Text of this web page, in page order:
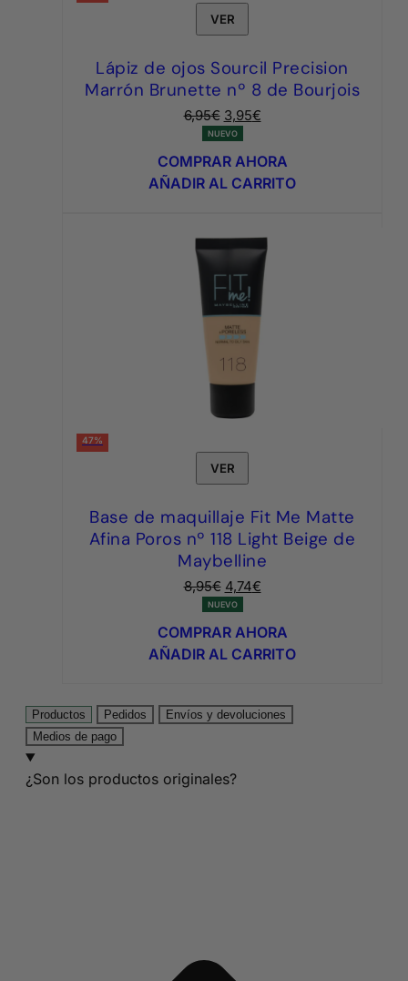
VER
Lápiz de ojos Sourcil Precision
Marrón Brunette nº 8 de Bourjois
6,95€ El
precio
original
era:
6,95€.
3,95€El
actual
es:
3,95€.
NUEVO
COMPRAR AHORA
AÑADIR AL CARRITO
47%
VER
Base de maquillaje Fit Me Matte
Afina Poros nº 118 Light Beige de
Maybelline
8,95€ El
precio
original
era:
8,95€.
4,74€El
actual
es:
4,74€.
NUEVO
COMPRAR AHORA
AÑADIR AL CARRITO
Productos Pedidos
Envíos y devoluciones
Medios de pago
¿Son los productos originales?